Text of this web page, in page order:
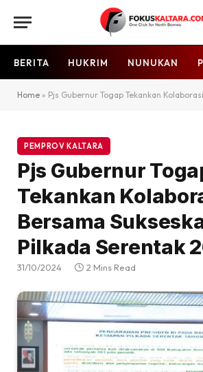
BERITA HUKRIM NUNUKAN
Home » Pjs Gubernur Togap Tekankan Kolaborasi Bersama
PEMPROV KALTARA
Pjs Gubernur
Tekankan
Bersama
Pilkada Serentak
31/10/2024 2 Mins Read